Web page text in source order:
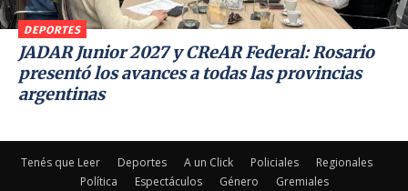
DEPORTES
JADAR Junior 2027 y CReAR Federal: Rosario
presentó los avances a todas las provincias
argentinas
Tenés que Leer Deportes A un Click Policiales
Regionales
Política
Espectáculos Género Gremiales